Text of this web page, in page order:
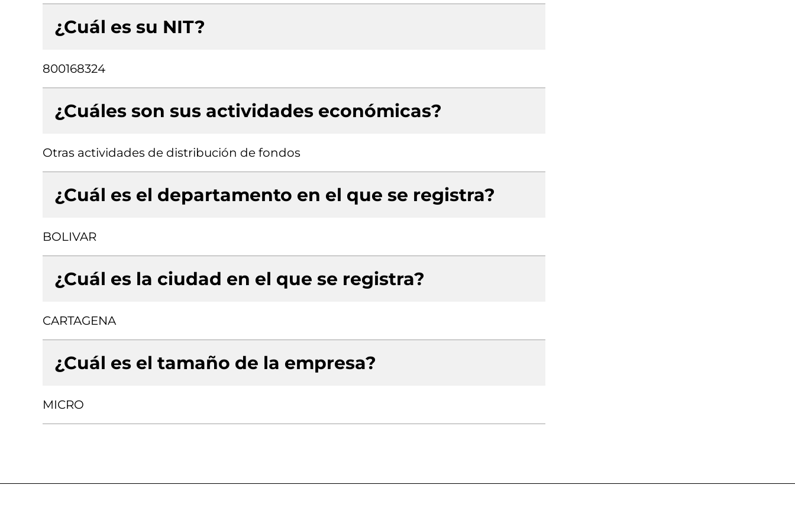
¿Cuál es su NIT?
800168324
¿Cuáles son sus actividades económicas?
Otras actividades de distribución de fondos
¿Cuál es el departamento en el que se registra?
BOLIVAR
¿Cuál es la ciudad en el que se registra?
CARTAGENA
¿Cuál es el tamaño de la empresa?
MICRO